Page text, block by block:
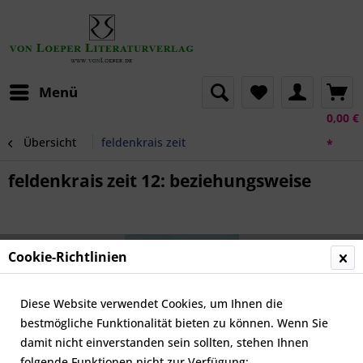
Menü
0,00 €
*
Übersicht feldenkrais zeit
feldenkrais zeit 12: beziehungsweise
Cookie-Richtlinien
Diese Website verwendet Cookies, um Ihnen die
bestmögliche Funktionalität bieten zu können. Wenn Sie
damit nicht einverstanden sein sollten, stehen Ihnen